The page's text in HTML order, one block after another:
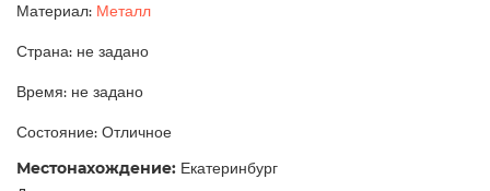
Материал: Металл
Страна: не задано
Время: не задано
Состояние: Отличное
Местонахождение: Екатеринбург